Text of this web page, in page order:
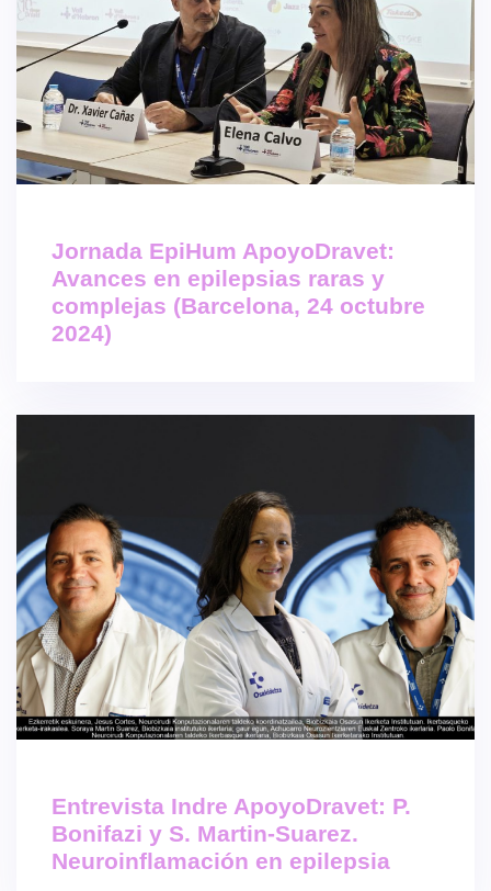
Jornada EpiHum ApoyoDravet:
Avances en epilepsias raras y
complejas (Barcelona, 24 octubre
2024)
Entrevista Indre ApoyoDravet: P.
Bonifazi y S. Martin-Suarez.
Neuroinflamación en epilepsia